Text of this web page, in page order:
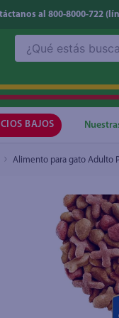
al 800-8000-722
BAJOS
Alimento para gato Adulto
Purina Cat Chow
1.
2.
5.
6.
7.
8.
9.